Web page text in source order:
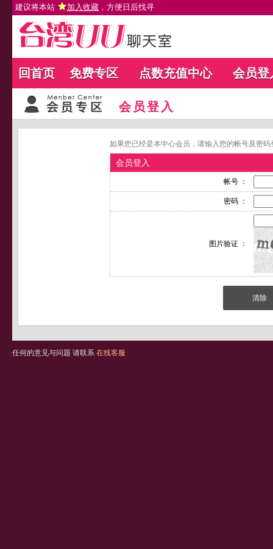
建议将本站 加入收藏 ，方便日后找寻
回首页 免费专区 点数充值中心 会员登
会员登入
如果您已经是本中心会员，请输入您的帐号及密
会员登入
帐号 ：
密码 ：
图片验证 ：
任何的意见与问题 请联系 在线客服